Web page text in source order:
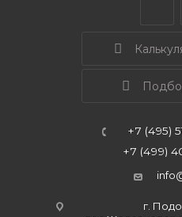
+7 (495)
+7 (499)
г.